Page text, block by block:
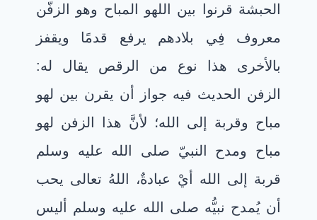
الحبشة قرنوا بين اللهو المباح وهو الزفّن
معروف فِي بلادهم يرفع قدمًا ويقفز
بالأخرى هذا نوع من الرقص يقال له:
الزفن الحديث فيه جواز أن يقرن بين لهو
مباح وقربة إلى الله؛ لأنَّ هذا الزفن لهو
مباح ومدح النبيّ صلى الله عليه وسلم
قربة إلى الله أيْ عبادةٌ، اللهُ تعالى يحب
أن يُمدح نبيُّه صلى الله عليه وسلم أليس